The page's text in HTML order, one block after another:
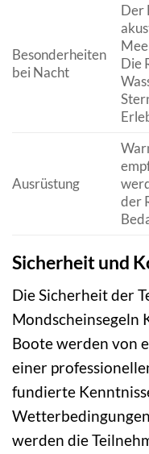
Besonderheiten
bei Nacht
Der
Die
Ausrüstung
der
Sicherheit und
Die Sicherheit der
Mondscheinsegeln
Boote werden von
einer
fundierte
werden die